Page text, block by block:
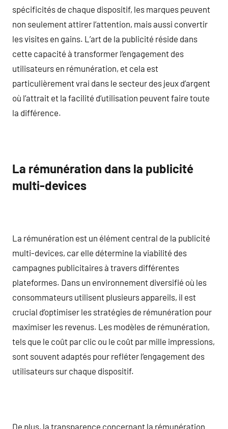
spécificités de chaque dispositif, les marques peuvent
non seulement attirer l’attention, mais aussi convertir
les visites en gains. L’art de la publicité réside dans
cette capacité à transformer l’engagement des
utilisateurs en rémunération, et cela est
particulièrement vrai dans le secteur des jeux d’argent
où l’attrait et la facilité d’utilisation peuvent faire toute
la différence.
La rémunération dans la publicité
multi-devices
La rémunération est un élément central de la publicité
multi-devices, car elle détermine la viabilité des
campagnes publicitaires à travers différentes
plateformes. Dans un environnement diversifié où les
consommateurs utilisent plusieurs appareils, il est
crucial d’optimiser les stratégies de rémunération pour
maximiser les revenus. Les modèles de rémunération,
tels que le coût par clic ou le coût par mille impressions,
sont souvent adaptés pour refléter l’engagement des
utilisateurs sur chaque dispositif.
De plus, la transparence concernant la rémunération